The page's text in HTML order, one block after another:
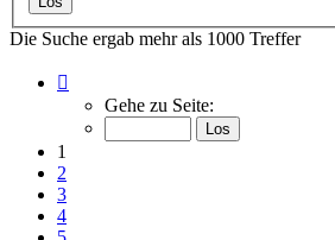
Die Suche ergab mehr als 1000 Treffer
von
Gehe zu Seite:
1
2
3
4